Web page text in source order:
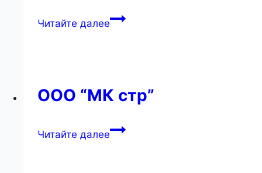
Читайте далееАО
ООО “МК стр”
Читайте далееООО